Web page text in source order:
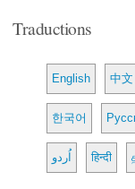
Traductions
English 中文
한국어
اُردو हिन्दी